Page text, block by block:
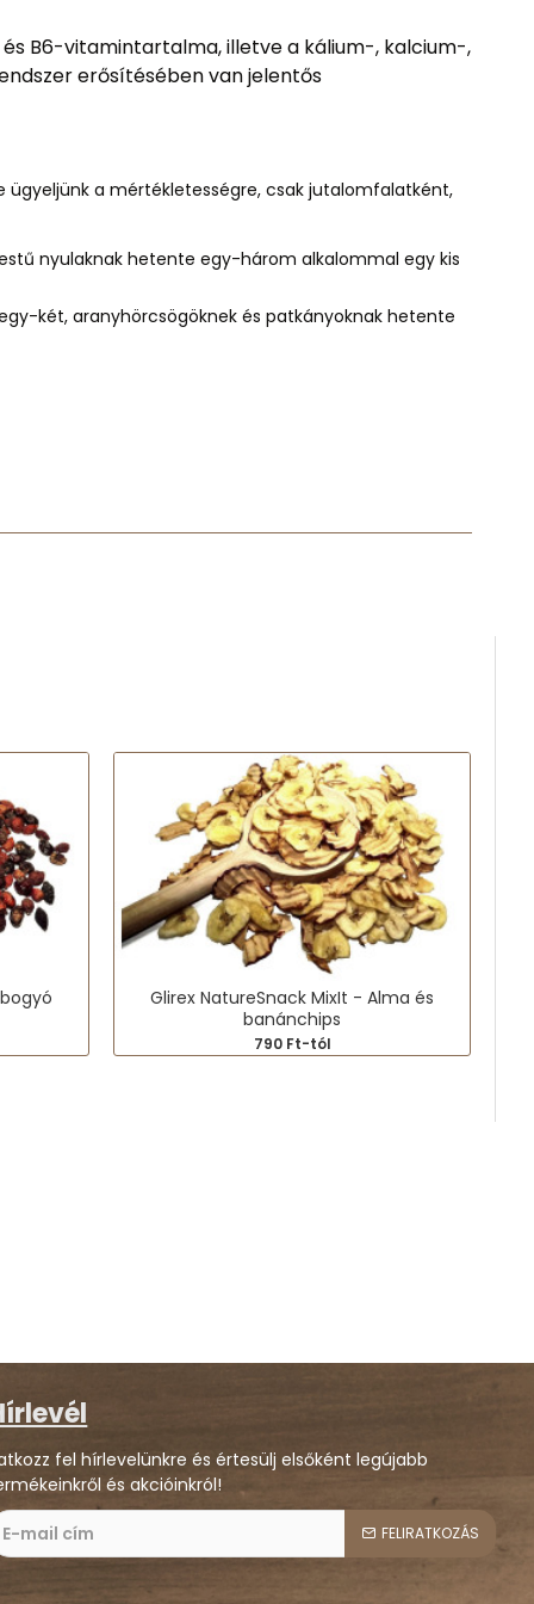
B6-vitamintartalma, illetve a kálium-, kalcium-,
erősítésében van jelentős
ügyeljünk a mértékletességre, csak jutalomfalatként,
nyulaknak hetente egy-három alkalommal egy kis
két, aranyhörcsögöknek és patkányoknak hetente
Glirex NatureSnack MixIt - Alma és
banánchips
790 Ft-tól
fel hírlevelünkre és értesülj elsőként legújabb
és akcióinkról!
FELIRATKOZÁS